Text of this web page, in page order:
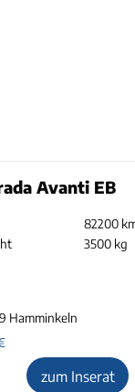
Avanti EB
82200
3500 kg
Hamminkeln
zum Inserat